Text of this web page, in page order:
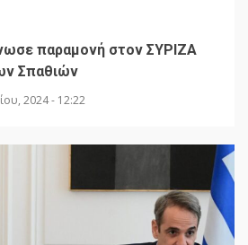
παραμονή στον ΣΥΡΙΖΑ
Σπαθιών
2024 - 12:22